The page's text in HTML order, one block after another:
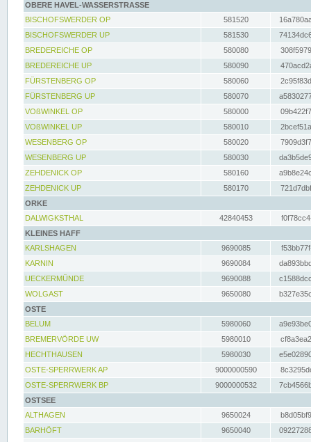
OBERE HAVEL-WASSERSTRASSE
BISCHOFSWERDER OP
581520
BISCHOFSWERDER UP
581530
BREDEREICHE OP
580080
BREDEREICHE UP
580090
FÜRSTENBERG OP
580060
FÜRSTENBERG UP
580070
VOßWINKEL OP
580000
VOßWINKEL UP
580010
WESENBERG OP
580020
WESENBERG UP
580030
ZEHDENICK OP
580160
ZEHDENICK UP
580170
ORKE
DALWIGKSTHAL
42840453
KLEINES HAFF
KARLSHAGEN
9690085
KARNIN
9690084
UECKERMÜNDE
9690088
WOLGAST
9650080
OSTE
BELUM
5980060
BREMERVÖRDE UW
5980010
HECHTHAUSEN
5980030
OSTE-SPERRWERK AP
9000000590
OSTE-SPERRWERK BP
9000000532
OSTSEE
ALTHAGEN
9650024
BARHÖFT
9650040